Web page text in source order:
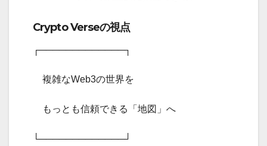
Crypto Verseの視点
┌─────────────┐
複雑なWeb3の世界を
もっとも信頼できる「地図」へ
└─────────────┘